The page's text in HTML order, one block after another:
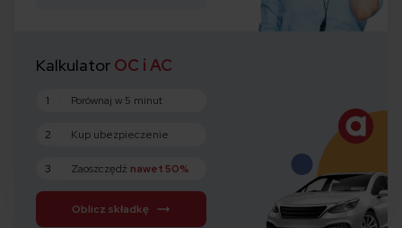
Kalkulator OC i AC
1 Porównaj w 5 minut
2 Kup ubezpieczenie
3 Zaoszczędź nawet 50%
Oblicz składkę